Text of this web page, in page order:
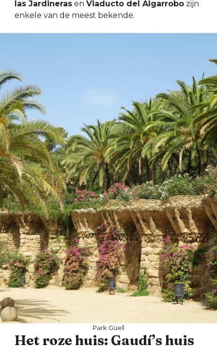
las Jardineras en Viaducto del Algarrobo zijn
enkele van de meest bekende.
Park Güell
Het roze huis: Gaudí’s huis